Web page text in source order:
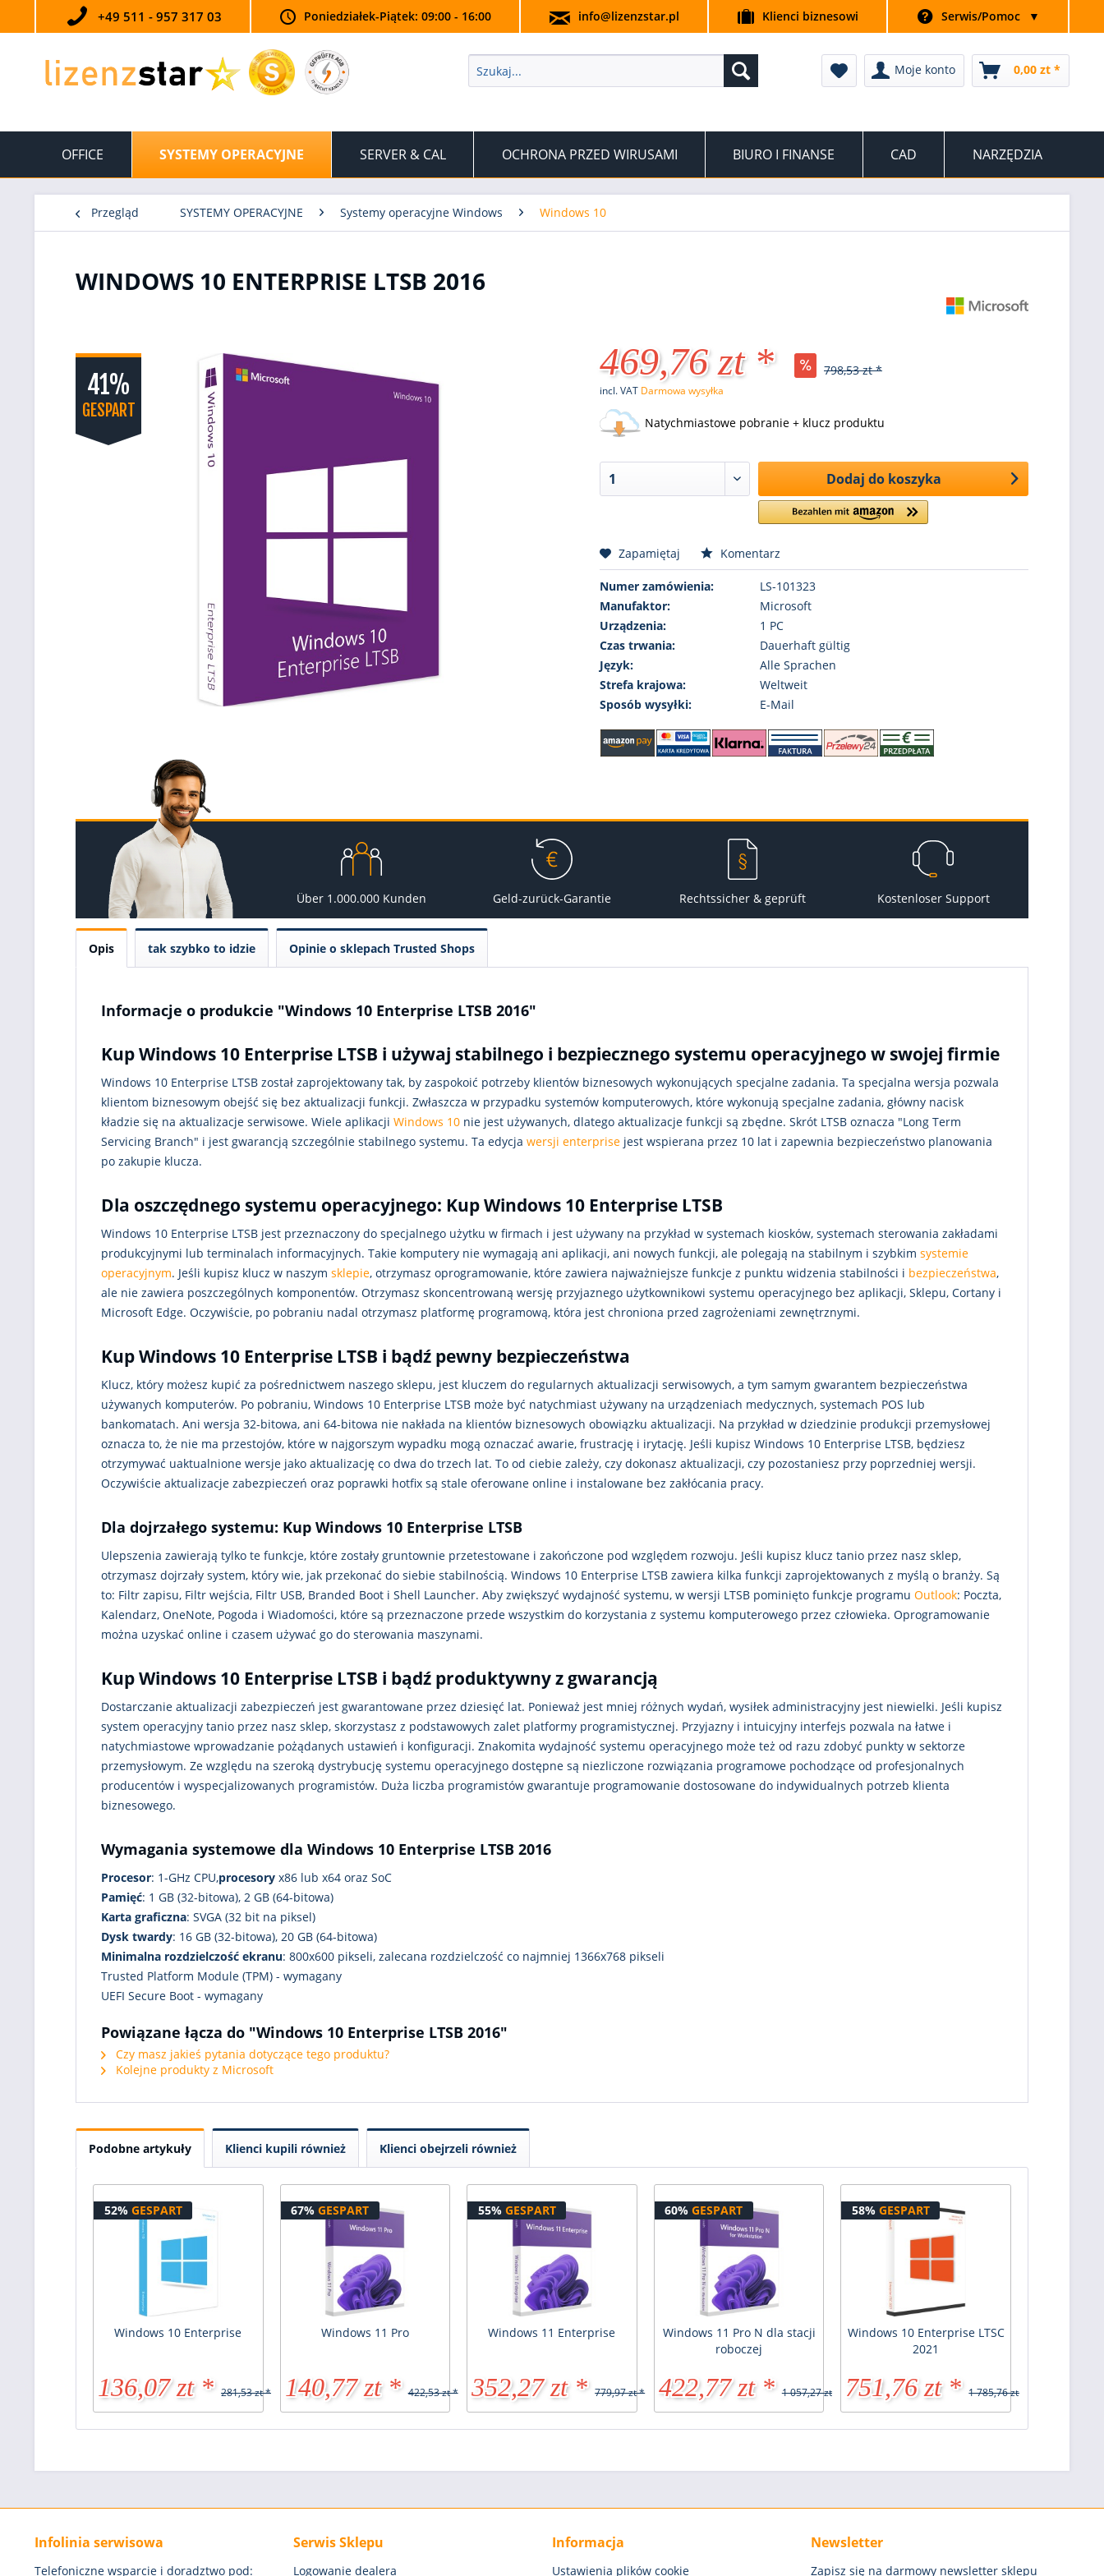
+49 511 - 957 317 03 Poniedziałek-Piątek: 09:00 - 16:00 info@lizenzstar.pl Klienci biznesowi Serwis/Pomoc ▼
Moje konto 0,00 zt *
OFFICE SYSTEMY OPERACYJNE SERVER & CAL OCHRONA PRZED WIRUSAMI BIURO I FINANSE CAD NARZĘDZIA
Przegląd SYSTEMY OPERACYJNE Systemy operacyjne Windows Windows 10
WINDOWS 10 ENTERPRISE LTSB 2016
41%
GESPART
469,76 zt * 798,53 zt *
incl. VAT Darmowa wysyłka
Natychmiastowe pobranie + klucz produktu
Dodaj do koszyka
Zapamiętaj Komentarz
Numer zamówienia:
LS-101323
Manufaktor:
Microsoft
Urządzenia:
1 PC
Czas trwania:
Dauerhaft gültig
Język:
Alle Sprachen
Strefa krajowa:
Weltweit
Sposób wysyłki:
E-Mail
Über 1.000.000 Kunden Geld-zurück-Garantie Rechtssicher & geprüft Kostenloser Support
Opis tak szybko to idzie Opinie o sklepach Trusted Shops
Informacje o produkcie "Windows 10 Enterprise LTSB 2016"
Kup Windows 10 Enterprise LTSB i używaj stabilnego i bezpiecznego systemu operacyjnego w swojej firmie
Windows 10 Enterprise LTSB został zaprojektowany tak, by zaspokoić potrzeby klientów biznesowych wykonujących specjalne zadania. Ta specjalna wersja pozwala
klientom biznesowym obejść się bez aktualizacji funkcji. Zwłaszcza w przypadku systemów komputerowych, które wykonują specjalne zadania, główny nacisk
kładzie się na aktualizacje serwisowe. Wiele aplikacji Windows 10 nie jest używanych, dlatego aktualizacje funkcji są zbędne. Skrót LTSB oznacza "Long Term
Servicing Branch" i jest gwarancją szczególnie stabilnego systemu. Ta edycja wersji enterprise jest wspierana przez 10 lat i zapewnia bezpieczeństwo planowania
po zakupie klucza.
Dla oszczędnego systemu operacyjnego: Kup Windows 10 Enterprise LTSB
Windows 10 Enterprise LTSB jest przeznaczony do specjalnego użytku w firmach i jest używany na przykład w systemach kiosków, systemach sterowania zakładami
produkcyjnymi lub terminalach informacyjnych. Takie komputery nie wymagają ani aplikacji, ani nowych funkcji, ale polegają na stabilnym i szybkim systemie
operacyjnym. Jeśli kupisz klucz w naszym sklepie, otrzymasz oprogramowanie, które zawiera najważniejsze funkcje z punktu widzenia stabilności i bezpieczeństwa,
ale nie zawiera poszczególnych komponentów. Otrzymasz skoncentrowaną wersję przyjaznego użytkownikowi systemu operacyjnego bez aplikacji, Sklepu, Cortany i
Microsoft Edge. Oczywiście, po pobraniu nadal otrzymasz platformę programową, która jest chroniona przed zagrożeniami zewnętrznymi.
Kup Windows 10 Enterprise LTSB i bądź pewny bezpieczeństwa
Klucz, który możesz kupić za pośrednictwem naszego sklepu, jest kluczem do regularnych aktualizacji serwisowych, a tym samym gwarantem bezpieczeństwa
używanych komputerów. Po pobraniu, Windows 10 Enterprise LTSB może być natychmiast używany na urządzeniach medycznych, systemach POS lub
bankomatach. Ani wersja 32-bitowa, ani 64-bitowa nie nakłada na klientów biznesowych obowiązku aktualizacji. Na przykład w dziedzinie produkcji przemysłowej
oznacza to, że nie ma przestojów, które w najgorszym wypadku mogą oznaczać awarie, frustrację i irytację. Jeśli kupisz Windows 10 Enterprise LTSB, będziesz
otrzymywać uaktualnione wersje jako aktualizację co dwa do trzech lat. To od ciebie zależy, czy dokonasz aktualizacji, czy pozostaniesz przy poprzedniej wersji.
Oczywiście aktualizacje zabezpieczeń oraz poprawki hotfix są stale oferowane online i instalowane bez zakłócania pracy.
Dla dojrzałego systemu: Kup Windows 10 Enterprise LTSB
Ulepszenia zawierają tylko te funkcje, które zostały gruntownie przetestowane i zakończone pod względem rozwoju. Jeśli kupisz klucz tanio przez nasz sklep,
otrzymasz dojrzały system, który wie, jak przekonać do siebie stabilnością. Windows 10 Enterprise LTSB zawiera kilka funkcji zaprojektowanych z myślą o branży. Są
to: Filtr zapisu, Filtr wejścia, Filtr USB, Branded Boot i Shell Launcher. Aby zwiększyć wydajność systemu, w wersji LTSB pominięto funkcje programu Outlook: Poczta,
Kalendarz, OneNote, Pogoda i Wiadomości, które są przeznaczone przede wszystkim do korzystania z systemu komputerowego przez człowieka. Oprogramowanie
można uzyskać online i czasem używać go do sterowania maszynami.
Kup Windows 10 Enterprise LTSB i bądź produktywny z gwarancją
Dostarczanie aktualizacji zabezpieczeń jest gwarantowane przez dziesięć lat. Ponieważ jest mniej różnych wydań, wysiłek administracyjny jest niewielki. Jeśli kupisz
system operacyjny tanio przez nasz sklep, skorzystasz z podstawowych zalet platformy programistycznej. Przyjazny i intuicyjny interfejs pozwala na łatwe i
natychmiastowe wprowadzanie pożądanych ustawień i konfiguracji. Znakomita wydajność systemu operacyjnego może też od razu zdobyć punkty w sektorze
przemysłowym. Ze względu na szeroką dystrybucję systemu operacyjnego dostępne są niezliczone rozwiązania programowe pochodzące od profesjonalnych
producentów i wyspecjalizowanych programistów. Duża liczba programistów gwarantuje programowanie dostosowane do indywidualnych potrzeb klienta
biznesowego.
Wymagania systemowe dla Windows 10 Enterprise LTSB 2016
Procesor: 1-GHz CPU,procesory x86 lub x64 oraz SoC
Pamięć: 1 GB (32-bitowa), 2 GB (64-bitowa)
Karta graficzna: SVGA (32 bit na piksel)
Dysk twardy: 16 GB (32-bitowa), 20 GB (64-bitowa)
Minimalna rozdzielczość ekranu: 800x600 pikseli, zalecana rozdzielczość co najmniej 1366x768 pikseli
Trusted Platform Module (TPM) - wymagany
UEFI Secure Boot - wymagany
Powiązane łącza do "Windows 10 Enterprise LTSB 2016"
Czy masz jakieś pytania dotyczące tego produktu?
Kolejne produkty z Microsoft
Podobne artykuły Klienci kupili również Klienci obejrzeli również
52% GESPART
Windows 10 Enterprise
136,07 zt * 281,53 zt *
67%GESPART
Windows 11 Pro
140,77 zt * 422,53 zt *
55% GESPART
Windows 11 Enterprise
352,27 zt * 779,97 zt *
60%GESPART
Windows 11 Pro N dla stacji
roboczej
422,77 zt * 1 057,27 zt *
58% GESPART
Windows 10 Enterprise LTSC
2021
751,76 zt * 1 785,76 zt *
Infolinia serwisowa
Telefoniczne wsparcie i doradztwo pod:
Serwis Sklepu
Logowanie dealera
Informacja
Ustawienia plików cookie
Newsletter
Zapisz się na darmowy newsletter sklepu